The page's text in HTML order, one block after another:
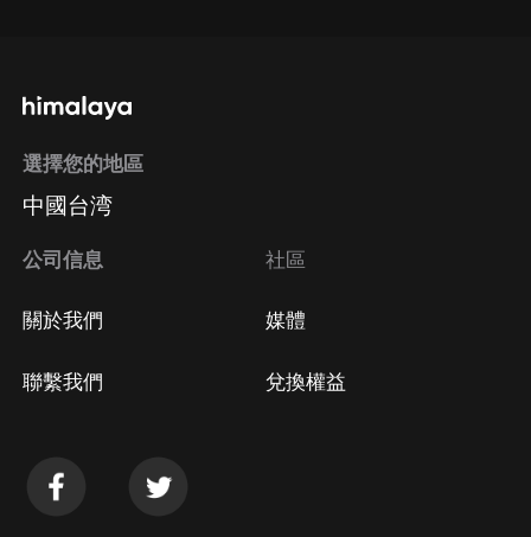
選擇您的地區
中國台湾
公司信息
關於我們
聯繫我們
社區
媒體
兌換權益